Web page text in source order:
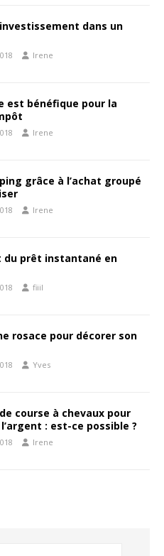
dans un
Irene
est bénéfique pour la
Irene
grâce à l’achat groupé
Irene
du prêt instantané en
fiiil
rosace pour décorer son
Yves
course à chevaux pour
: est-ce possible ?
Irene